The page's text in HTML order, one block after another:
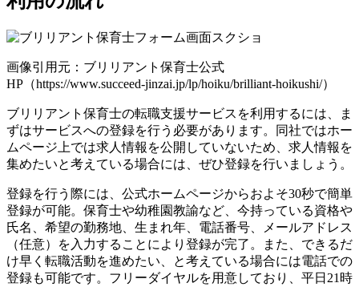
画像引用元：ブリリアント保育士公式
HP（https://www.succeed-jinzai.jp/lp/hoiku/brilliant-hoikushi/）
ブリリアント保育士の転職支援サービスを利用するには、ま
ずはサービスへの登録を行う必要があります。同社ではホー
ムページ上では求人情報を公開していないため、求人情報を
集めたいと考えている場合には、ぜひ登録を行いましょう。
登録を行う際には、公式ホームページからおよそ30秒で簡単
登録が可能。保育士や幼稚園教諭など、今持っている資格や
氏名、希望の勤務地、生まれ年、電話番号、メールアドレス
（任意）を入力することにより登録が完了。また、できるだ
け早く転職活動を進めたい、と考えている場合には電話での
登録も可能です。フリーダイヤルを用意しており、平日21時